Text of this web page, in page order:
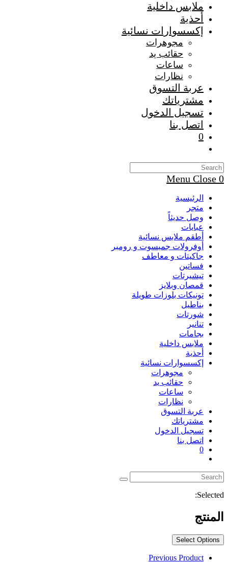
ملابس داخلية
أحذية
إكسسوارات نسائية
مجوهرات
حقائب يد
ساعات
نظارات
عربة التسوق
مشترياتك
تسجيل الدخول
اتصل بنا
0
search
0
Menu Close
الرئيسية
متجر
وصل حديثاً
عبايات
أطقم ملابس نسائية
أوفرولات جمبسوت و رومبر
جاكيتات و معاطف
فساتين
تيشيرتات
قمصان وبلايز
تونيكات بلوزات طويلة
بناطيل
شورتات
تنانير
بجامات
ملابس داخلية
أحذية
إكسسوارات نسائية
مجوهرات
حقائب يد
ساعات
نظارات
عربة التسوق
مشترياتك
تسجيل الدخول
اتصل بنا
0
search
Selected:
المنتج
Select Options
Previous Product